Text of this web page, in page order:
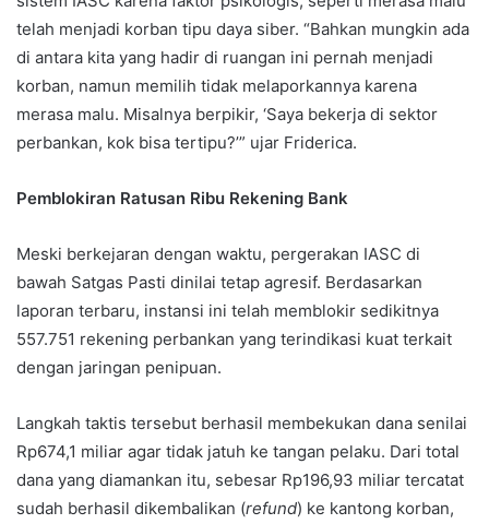
telah menjadi korban tipu daya siber. “Bahkan mungkin ada
di antara kita yang hadir di ruangan ini pernah menjadi
korban, namun memilih tidak melaporkannya karena
merasa malu. Misalnya berpikir, ‘Saya bekerja di sektor
perbankan, kok bisa tertipu?’” ujar Friderica.
Pemblokiran Ratusan Ribu Rekening Bank
Meski berkejaran dengan waktu, pergerakan IASC di
bawah Satgas Pasti dinilai tetap agresif. Berdasarkan
laporan terbaru, instansi ini telah memblokir sedikitnya
557.751 rekening perbankan yang terindikasi kuat terkait
dengan jaringan penipuan.
Langkah taktis tersebut berhasil membekukan dana senilai
Rp674,1 miliar agar tidak jatuh ke tangan pelaku. Dari total
dana yang diamankan itu, sebesar Rp196,93 miliar tercatat
sudah berhasil dikembalikan (refund) ke kantong korban,